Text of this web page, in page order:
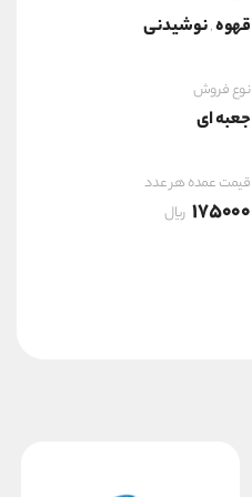
قهوه,نوشیدنی
نوع فروش
جعبه ای
قیمت عمده هر عدد
175000 ریال